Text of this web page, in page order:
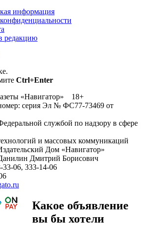
информация
редакцию
Ctrl+Enter
«Навигатор» 18+
серия Эл № ФС77-73469 от
службой по надзору в сфере
и массовых коммуникаций
Дом «Навигатор»
Дмитрий Борисович
06, 333-14-06
Какое объявление
вы бы хотели